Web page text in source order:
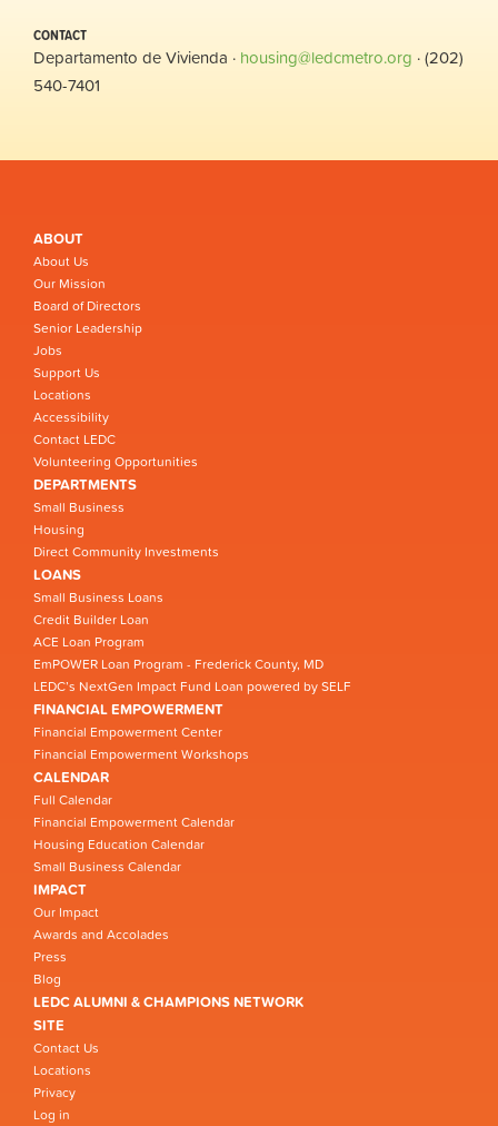
CONTACT
Departamento de Vivienda · housing@ledcmetro.org · (202)
540-7401
ABOUT
About Us
Our Mission
Board of Directors
Senior Leadership
Jobs
Support Us
Locations
Accessibility
Contact LEDC
Volunteering Opportunities
DEPARTMENTS
Small Business
Housing
Direct Community Investments
LOANS
Small Business Loans
Credit Builder Loan
ACE Loan Program
EmPOWER Loan Program - Frederick County, MD
LEDC’s NextGen Impact Fund Loan powered by SELF
FINANCIAL EMPOWERMENT
Financial Empowerment Center
Financial Empowerment Workshops
CALENDAR
Full Calendar
Financial Empowerment Calendar
Housing Education Calendar
Small Business Calendar
IMPACT
Our Impact
Awards and Accolades
Press
Blog
LEDC ALUMNI & CHAMPIONS NETWORK
SITE
Contact Us
Locations
Privacy
Log in